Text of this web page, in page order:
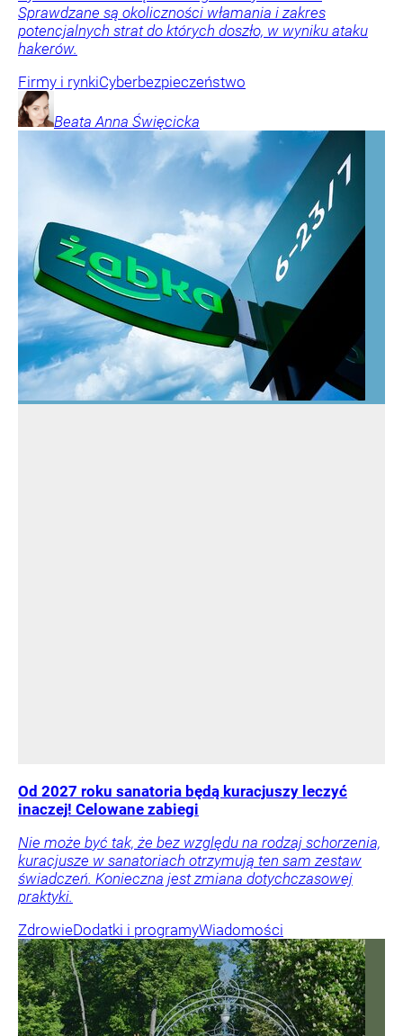
Sprawdzane są okoliczności włamania i zakres
potencjalnych strat do których doszło, w wyniku ataku
hakerów.
Firmy i rynkiCyberbezpieczeństwo
Beata Anna Święcicka
Od 2027 roku sanatoria będą kuracjuszy leczyć
inaczej! Celowane zabiegi
Nie może być tak, że bez względu na rodzaj schorzenia,
kuracjusze w sanatoriach otrzymują ten sam zestaw
świadczeń. Konieczna jest zmiana dotychczasowej
praktyki.
ZdrowieDodatki i programyWiadomości